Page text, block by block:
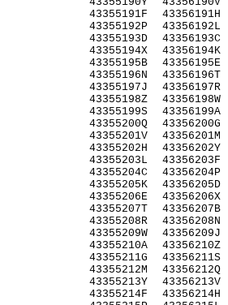
43355191F
43355192P
43355193D
43355194X
43355195B
43355196N
43355197J
43355198Z
43355199S
43355200Q
43355201V
43355202H
43355203L
43355204C
43355205K
43355206E
43355207T
43355208R
43355209W
43355210A
43355211G
43355212M
43355213Y
43355214F
43356191H
43356192L
43356193C
43356194K
43356195E
43356196T
43356197R
43356198W
43356199A
43356200G
43356201M
43356202Y
43356203F
43356204P
43356205D
43356206X
43356207B
43356208N
43356209J
43356210Z
43356211S
43356212Q
43356213V
43356214H